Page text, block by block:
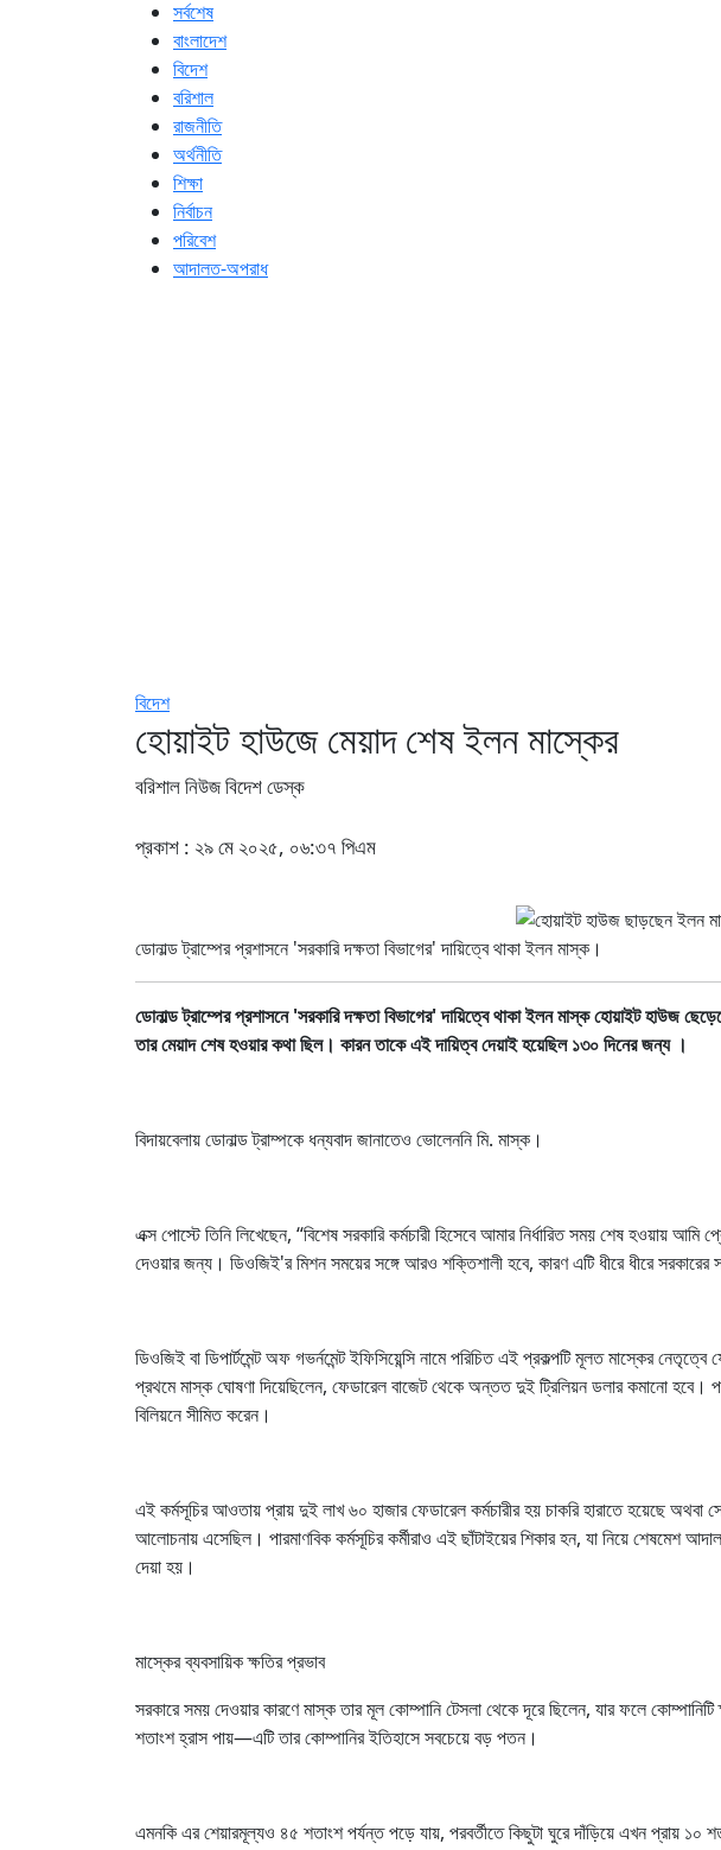
সর্বশেষ
বাংলাদেশ
বিদেশ
বরিশাল
রাজনীতি
অর্থনীতি
শিক্ষা
নির্বাচন
পরিবেশ
আদালত-অপরাধ
বিদেশ
হোয়াইট হাউজে মেয়াদ শেষ ইলন মাস্কের
বরিশাল নিউজ বিদেশ ডেস্ক
প্রকাশ : ২৯ মে ২০২৫, ০৬:৩৭ পিএম
ডোনাল্ড ট্রাম্পের প্রশাসনে 'সরকারি দক্ষতা বিভাগের' দায়িত্বে থাকা ইলন মাস্ক।
ডোনাল্ড ট্রাম্পের প্রশাসনে 'সরকারি দক্ষতা বিভাগের' দায়িত্বে থাকা ইলন মাস্ক হোয়াইট হাউজ
তার মেয়াদ শেষ হওয়ার কথা ছিল। কারন তাকে এই দায়িত্ব দেয়াই হয়েছিল ১৩০ দিনের জন্য ।
বিদায়বেলায় ডোনাল্ড ট্রাম্পকে ধন্যবাদ জানাতেও ভোলেননি মি. মাস্ক।
এক্স পোস্টে তিনি লিখেছেন, “বিশেষ সরকারি কর্মচারী হিসেবে আমার নির্ধারিত সময় শেষ হওয়ায়
দেওয়ার জন্য। ডিওজিই'র মিশন সময়ের সঙ্গে আরও শক্তিশালী হবে, কারণ এটি ধীরে ধীরে সরকারের
ডিওজিই বা ডিপার্টমেন্ট অফ গভর্নমেন্ট ইফিসিয়েন্সি নামে পরিচিত এই প্রকল্পটি মূলত মাস্কের
প্রথমে মাস্ক ঘোষণা দিয়েছিলেন, ফেডারেল বাজেট থেকে অন্তত দুই ট্রিলিয়ন ডলার কমানো হবে।
বিলিয়নে সীমিত করেন।
এই কর্মসূচির আওতায় প্রায় দুই লাখ ৬০ হাজার ফেডারেল কর্মচারীর হয় চাকরি হারাতে হয়েছে
আলোচনায় এসেছিল। পারমাণবিক কর্মসূচির কর্মীরাও এই ছাঁটাইয়ের শিকার হন, যা নিয়ে
দেয়া হয়।
মাস্কের ব্যবসায়িক ক্ষতির প্রভাব
সরকারে সময় দেওয়ার কারণে মাস্ক তার মূল কোম্পানি টেসলা থেকে দূরে ছিলেন, যার ফলে
শতাংশ হ্রাস পায়—এটি তার কোম্পানির ইতিহাসে সবচেয়ে বড় পতন।
এমনকি এর শেয়ারমূল্যও ৪৫ শতাংশ পর্যন্ত পড়ে যায়, পরবর্তীতে কিছুটা ঘুরে দাঁড়িয়ে এখন প্রায় ১০